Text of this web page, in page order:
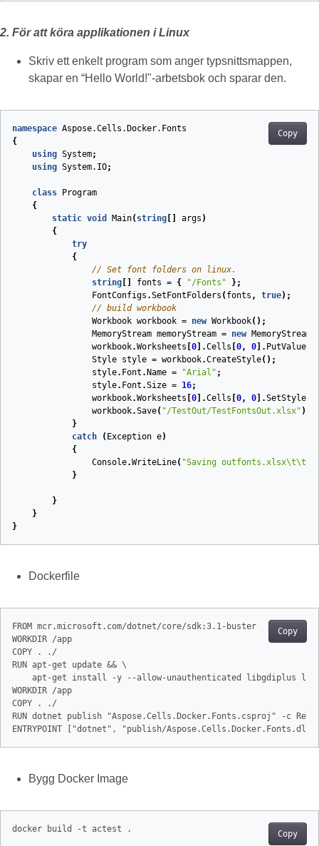
2. För att köra applikationen i Linux
Skriv ett enkelt program som anger typsnittsmappen,
skapar en “Hello World!"-arbetsbok och sparar den.
Copy
namespace Aspose.Cells.Docker.Fonts
{
using System;
using System.IO;
class Program
{
static void Main(string [] args )
{
try
{
// Set font folders on linux.
string [] fonts = { "/Fonts"
};
FontConfigs .SetFontFolders (fonts , true);
// build workbook
Workbook workbook = new Workbook();
MemoryStream memoryStream = new MemoryStream
workbook.Worksheets [0].Cells [0, 0]. PutValue
Style style = workbook.CreateStyle();
style. Font .Name = "Arial" ;
style. Font .Size = 16;
workbook.Worksheets [0].Cells [0, 0].SetStyle
workbook.Save( "/TestOut/TestFontsOut.xlsx" );
}
catch
(Exception e)
{
Console.WriteLine( "Saving
}
}
}
}
Dockerfile
Copy
FROM mcr.microsoft.com/dotnet/core/sdk:3.1-buster
WORKDIR /app
COPY . ./
RUN apt-get update && \
apt-get install -y --allow-unauthenticated libgdiplus
WORKDIR /app
COPY . ./
RUN dotnet publish "Aspose.Cells.Docker.Fonts.csproj" -c
ENTRYPOINT ["dotnet", "publish/
Bygg Docker Image
Copy
docker build -t actest .